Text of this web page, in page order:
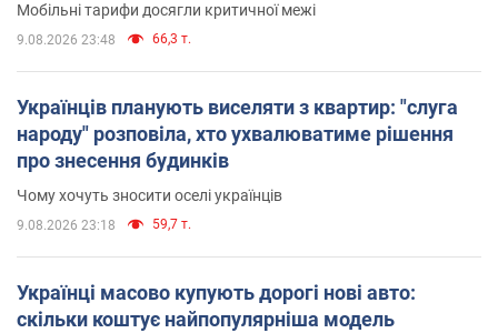
Мобільні тарифи досягли критичної межі
9.08.2026 23:48 66,3 т.
Українців планують виселяти з квартир: "слуга
народу" розповіла, хто ухвалюватиме рішення
про знесення будинків
Чому хочуть зносити оселі українців
9.08.2026 23:18 59,7 т.
Українці масово купують дорогі нові авто:
скільки коштує найпопулярніша модель